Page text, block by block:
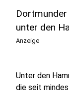
unter den
Anzeige
Unter den
die seit